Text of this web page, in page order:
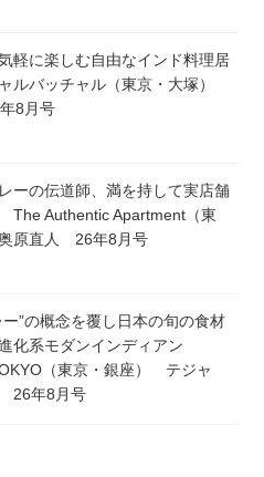
軽に楽しむ自由なインド料理居
ルバッチャル（東京・大塚）
8月号
ーの伝道師、満を持して実店舗
The Authentic Apartment（東
原直人 26年8月号
”の概念を覆し日本の旬の食材
化系モダンインディアン
（東京・銀座） テジャ
26年8月号